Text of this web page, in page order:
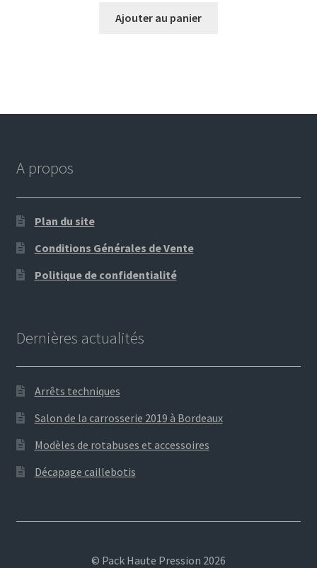
Ajouter au panier
A propos
Plan du site
Conditions Générales de Vente
Politique de confidentialité
Dernières actualités
Arrêts techniques
Salon de la carrosserie 2019 à Bordeaux
Modèles de rotabuses et accessoires
Décapage caillebotis
© Pack Haute Pression 2026